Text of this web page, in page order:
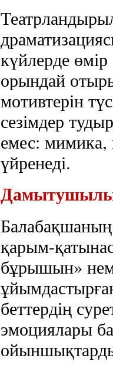
күйлерде өмір
орындай
мотивтерін
сезімдер
емес: мимика,
үйренеді.
Дамытушылық
қарым-
бұрышын»
беттердің
эмоциялары